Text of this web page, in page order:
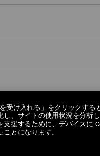
トシューズ、どの1足を選んでも
スニーカー
定義します。 ステートメントな
ブーツ
クルブーツやニーハイブーツを
和したデザインは、シーズンを重
ように仕立てられています。
ーム
(€)
を受け入れる」をクリックする
し、サイトの使用状況を分析
支援するために、デバイスに
とになります。